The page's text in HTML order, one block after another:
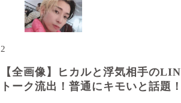
2
【全画像】ヒカルと浮気相手の
トーク流出！普通にキモいと話題！